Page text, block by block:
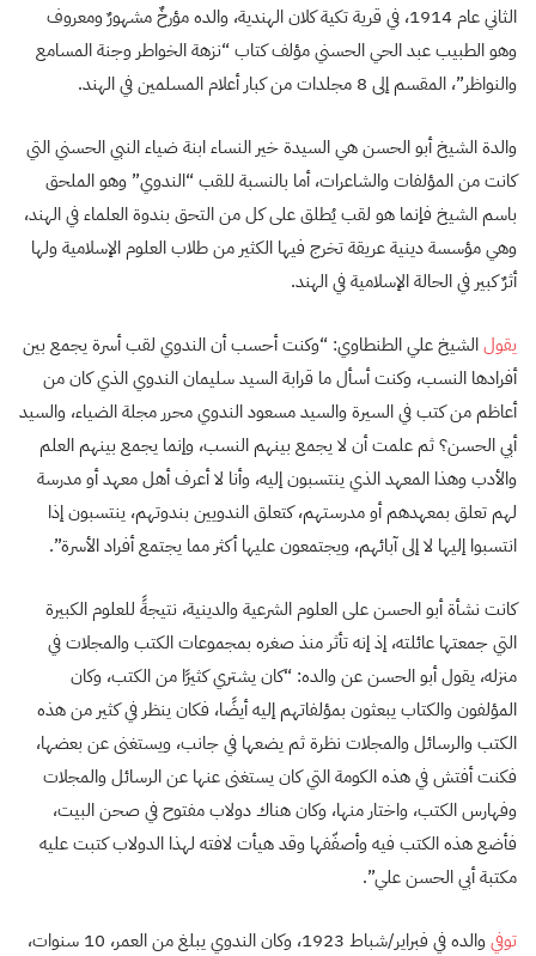
الثاني عام 1914، في قرية تكية كلان الهندية، والده مؤرخٌ مشهورٌ ومعروف
وهو الطبيب عبد الحي الحسني مؤلف كتاب “نزهة الخواطر وجنة المسامع
والنواظر”، المقسم إلى 8 مجلدات من كبار أعلام المسلمين في الهند.
والدة الشيخ أبو الحسن هي السيدة خير النساء ابنة ضياء النبي الحسني التي
كانت من المؤلفات والشاعرات، أما بالنسبة للقب “الندوي” وهو الملحق
باسم الشيخ فإنما هو لقب يُطلق على كل من التحق بندوة العلماء في الهند،
وهي مؤسسة دينية عريقة تخرج فيها الكثير من طلاب العلوم الإسلامية ولها
أثرٌ كبير في الحالة الإسلامية في الهند.
يقولالشيخ علي الطنطاوي: “وكنت أحسب أن الندوي لقب أسرة يجمع بين
أفرادها النسب، وكنت أسأل ما قرابة السيد سليمان الندوي الذي كان من
أعاظم من كتب في السيرة والسيد مسعود الندوي محرر مجلة الضياء، والسيد
أبي الحسن؟ ثم علمت أن لا يجمع بينهم النسب، وإنما يجمع بينهم العلم
والأدب وهذا المعهد الذي ينتسبون إليه، وأنا لا أعرف أهل معهد أو مدرسة
لهم تعلق بمعهدهم أو مدرستهم، كتعلق الندويين بندوتهم، ينتسبون إذا
انتسبوا إليها لا إلى آبائهم، ويجتمعون عليها أكثر مما يجتمع أفراد الأسرة”.
كانت نشأة أبو الحسن على العلوم الشرعية والدينية، نتيجةً للعلوم الكبيرة
التي جمعتها عائلته، إذ إنه تأثر منذ صغره بمجموعات الكتب والمجلات في
منزله، يقول أبو الحسن عن والده: “كان يشتري كثيرًا من الكتب، وكان
المؤلفون والكتاب يبعثون بمؤلفاتهم إليه أيضًا، فكان ينظر في كثير من هذه
الكتب والرسائل والمجلات نظرة ثم يضعها في جانب، ويستغنى عن بعضها،
فكنت أفتش في هذه الكومة التي كان يستغنى عنها عن الرسائل والمجلات
وفهارس الكتب، واختار منها، وكان هناك دولاب مفتوح في صحن البيت،
فأضع هذه الكتب فيه وأصفّفها وقد هيأت لافته لهذا الدولاب كتبت عليه
مكتبة أبي الحسن علي”.
توفي
والده في فبراير/شباط 1923، وكان الندوي يبلغ من العمر، 10 سنوات،